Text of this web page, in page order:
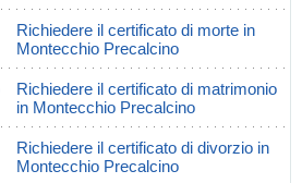
Richiedere il certificato di morte in
Montecchio Precalcino
Richiedere il certificato di matrimonio
in Montecchio Precalcino
Richiedere il certificato di divorzio in
Montecchio Precalcino